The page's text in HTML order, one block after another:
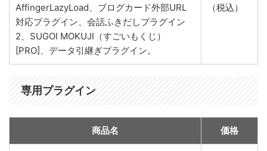
AffingerLazyLoad、ブログカード外部URL
対応プラグイン、会話ふきだしプラグイン
2、SUGOI MOKUJI（すごいもくじ）
[PRO]、データ引継ぎプラグイン。
（税込）
専用プラグイン
商品名 価格